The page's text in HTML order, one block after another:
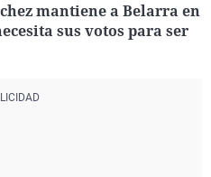
mantiene a Belarra en
sus votos para ser